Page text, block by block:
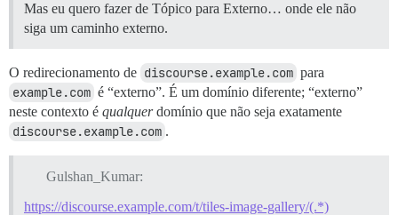
Mas eu quero fazer de Tópico para Externo… onde ele não
siga um caminho externo.
O redirecionamento de discourse.example.com para
example.com é “externo”. É um domínio diferente; “externo”
neste contexto é qualquerdomínio que não seja exatamente
discourse.example.com .
Gulshan_Kumar:
https://discourse.example.com/t/tiles-image-gallery/(.*)